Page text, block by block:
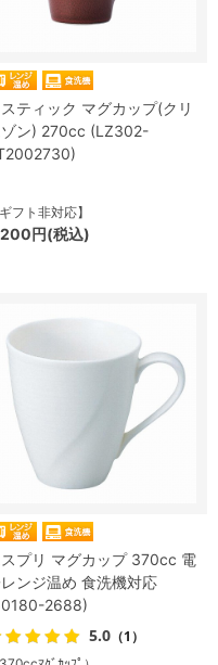
ティック マグカップ(クリ
ゾン) 270cc (LZ302-
ギフト非対応】
円(税込)
プリ マグカップ 370cc 電
ンジ温め 食洗機対応
2688)
5.0 （1）